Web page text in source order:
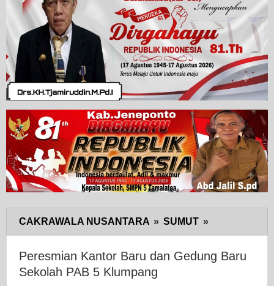
CAKRAWALA NUSANTARA » SUMUT »
Kantor
Baru
dan
Peresmian Kantor Baru dan Gedung Baru
Sekolah PAB 5 Klumpang